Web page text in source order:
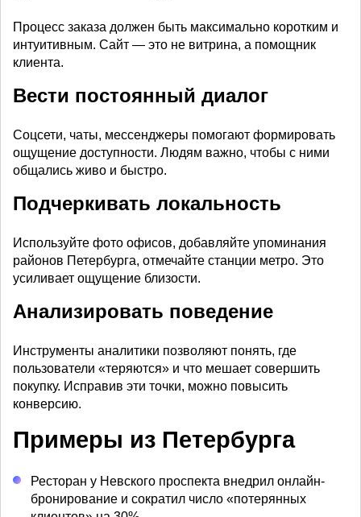
Процесс заказа должен быть максимально коротким и
интуитивным. Сайт — это не витрина, а помощник
клиента.
Вести постоянный диалог
Соцсети, чаты, мессенджеры помогают формировать
ощущение доступности. Людям важно, чтобы с ними
общались живо и быстро.
Подчеркивать локальность
Используйте фото офисов, добавляйте упоминания
районов Петербурга, отмечайте станции метро. Это
усиливает ощущение близости.
Анализировать поведение
Инструменты аналитики позволяют понять, где
пользователи «теряются» и что мешает совершить
покупку. Исправив эти точки, можно повысить
конверсию.
Примеры из Петербурга
Ресторан у Невского проспекта внедрил онлайн-
бронирование и сократил число «потерянных